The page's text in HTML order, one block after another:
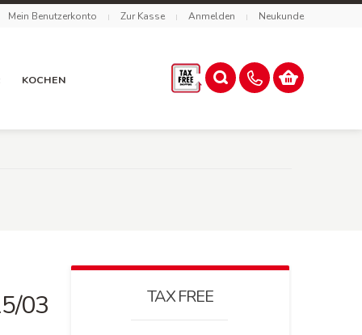
Mein Benutzerkonto Zur Kasse Anmelden Neukunde
KOCHEN
TAX FREE
03